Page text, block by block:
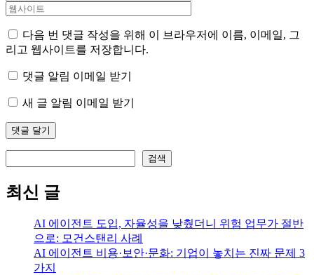
다음 번 댓글 작성을 위해 이 브라우저에 이름, 이메일, 그
리고 웹사이트를 저장합니다.
댓글 알림 이메일 받기
새 글 알림 이메일 받기
검색
최신 글
AI 에이전트 도입, 자율성을 낮췄더니 위험 업무가 절반
으로: 모건스탠리 사례
AI 에이전트 비용·보안·문화: 기업이 놓치는 진짜 문제 3
가지